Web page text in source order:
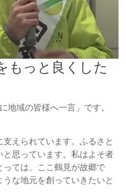
もっと良くした
地域の皆様へ一言」です。
えられています。ふるさと
思っています。私はよそ者
っては、ここ鶴見が故郷で
な地元を創っていきたいと